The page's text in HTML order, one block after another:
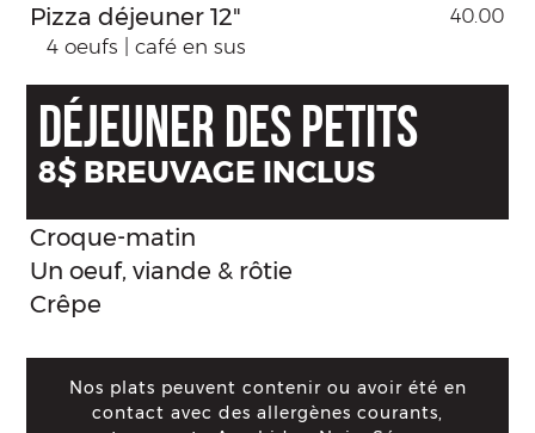
Pizza déjeuner 12" 40.00
4 oeufs | café en sus
DÉJEUNER DES PETITS
8$ BREUVAGE INCLUS
Croque-matin
Un oeuf, viande & rôtie
Crêpe
Nos plats peuvent contenir ou avoir été en
contact avec des allergènes courants,